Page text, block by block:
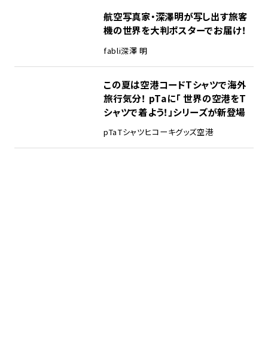
航空写真家・深澤明が写し出す旅客
機の世界を大判ポスターでお届け！
fabli深澤 明
この夏は空港コードTシャツで海外
旅行気分！ pTaに「 世界の空港をT
シャツで着よう！」シリーズが新登場
pTaTシャツヒコーキグッズ空港